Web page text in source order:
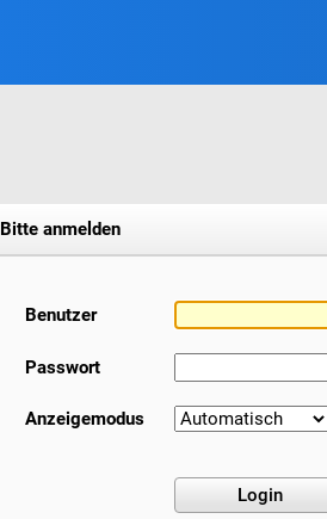
Bitte anmelden
Benutzer
Passwort
Anzeigemodus